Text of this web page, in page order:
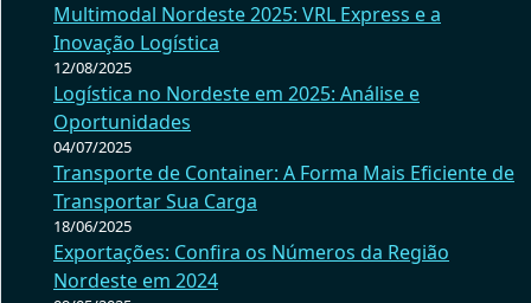
Multimodal Nordeste 2025: VRL Express e a
Inovação Logística
12/08/2025
Logística no Nordeste em 2025: Análise e
Oportunidades
04/07/2025
Transporte de Container: A Forma Mais Eficiente de
Transportar Sua Carga
18/06/2025
Exportações: Confira os Números da Região
Nordeste em 2024